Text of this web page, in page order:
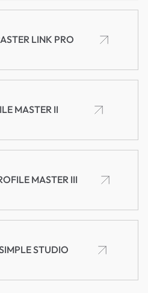
LINK PRO
MASTER II
MASTER III
STUDIO